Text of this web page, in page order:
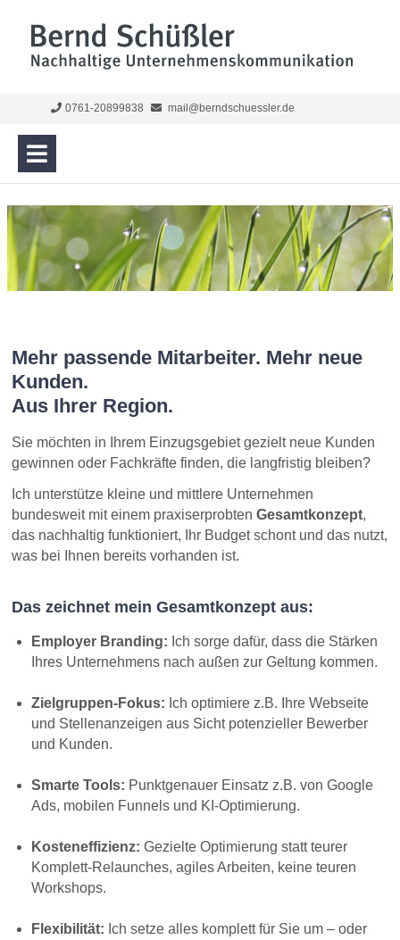
0761-20899838 mail@berndschuessler.de
Mehr passende Mitarbeiter. Mehr neue
Kunden.
Aus Ihrer Region.
Sie möchten in Ihrem Einzugsgebiet gezielt neue Kunden
gewinnen oder Fachkräfte finden, die langfristig bleiben?
Ich unterstütze kleine und mittlere Unternehmen
bundesweit mit einem praxiserprobten Gesamtkonzept,
das nachhaltig funktioniert, Ihr Budget schont und das nutzt,
was bei Ihnen bereits vorhanden ist.
Das zeichnet mein Gesamtkonzept aus:
Employer Branding: Ich sorge dafür, dass die Stärken
Ihres Unternehmens nach außen zur Geltung kommen.
Zielgruppen-Fokus: Ich optimiere z.B. Ihre Webseite
und Stellenanzeigen aus Sicht potenzieller Bewerber
und Kunden.
Smarte Tools: Punktgenauer Einsatz z.B. von Google
Ads, mobilen Funnels und KI-Optimierung.
Kosteneffizienz: Gezielte Optimierung statt teurer
Komplett-Relaunches, agiles Arbeiten, keine teuren
Workshops.
Flexibilität: Ich setze alles komplett für Sie um – oder